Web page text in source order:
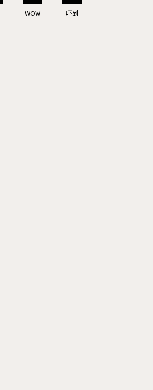
WOW 吓到